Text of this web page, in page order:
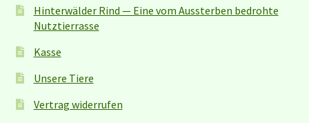
Hinterwälder Rind — Eine vom Aussterben bedrohte
Nutztierrasse
Kasse
Unsere Tiere
Vertrag widerrufen